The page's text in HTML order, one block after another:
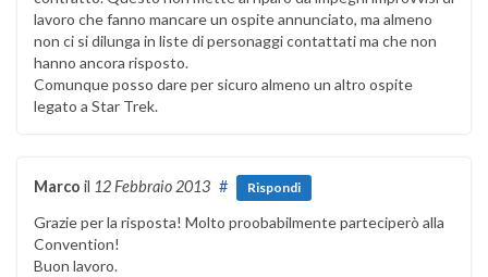
lavoro che fanno mancare un ospite annunciato, ma almeno
non ci si dilunga in liste di personaggi contattati ma che non
hanno ancora risposto.
Comunque posso dare per sicuro almeno un altro ospite
legato a Star Trek.
Marco il 12 Febbraio 2013 # Rispondi
Grazie per la risposta! Molto proobabilmente parteciperò alla
Convention!
Buon lavoro.